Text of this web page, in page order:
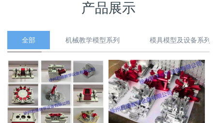
产品展示
全部 机械教学模型系列 模具模型及设备系列